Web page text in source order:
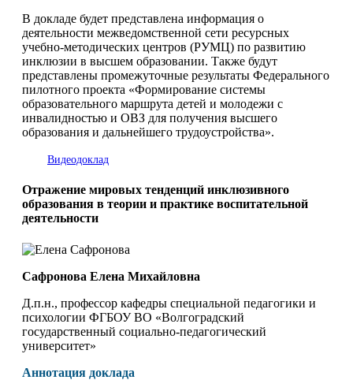
В докладе будет представлена информация о
деятельности межведомственной сети ресурсных
учебно-методических центров (РУМЦ) по развитию
инклюзии в высшем образовании. Также будут
представлены промежуточные результаты Федерального
пилотного проекта «Формирование системы
образовательного маршрута детей и молодежи с
инвалидностью и ОВЗ для получения высшего
образования и дальнейшего трудоустройства».
Видеодоклад
Отражение мировых тенденций инклюзивного
образования в теории и практике воспитательной
деятельности
Сафронова Елена Михайловна
Д.п.н., профессор кафедры специальной педагогики и
психологии ФГБОУ ВО «Волгоградский
государственный социально-педагогический
университет»
Аннотация доклада